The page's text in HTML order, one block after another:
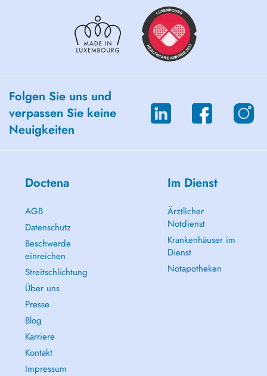
Folgen Sie uns und
verpassen Sie keine
Neuigkeiten
Doctena
AGB
Datenschutz
Beschwerde
einreichen
Streitschlichtung
Über uns
Presse
Blog
Karriere
Kontakt
Impressum
Im Dienst
Ärztlicher
Notdienst
Krankenhäuser im
Dienst
Notapotheken